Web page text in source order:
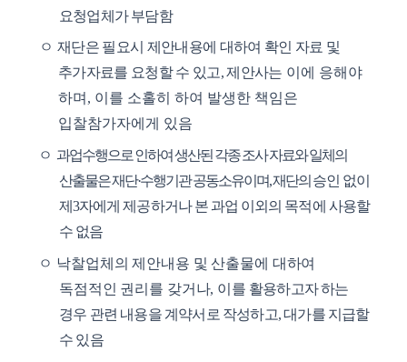
요청업체가 부담함
ㅇ 재단은 필요시 제안내용에 대하여 확인 자료 및
추가자료를 요청할 수 있고,제안사는 이에 응해야
하며 , 이를 소홀히 하여 발생한 책임은
입찰참가자에게 있음
ㅇ 과업수행으로 인하여 생산된 각종 조사 자료와 일체의
산출물은 재단·수행기관 공동소유이며,재단의 승인 없이
제3자에게 제공하거나 본 과업 이외의 목적에 사용할
수 없음
ㅇ 낙찰업체의 제안내용 및 산출물에 대하여
독점적인 권리를 갖거나, 이를 활용하고자 하는
경우 관련 내용을 계약서로 작성하고,대가를 지급할
수 있음